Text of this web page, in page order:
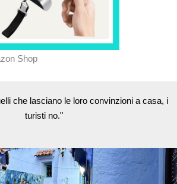
Shop
che lasciano le loro convinzioni a casa, i
turisti no."